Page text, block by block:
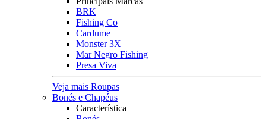
BRK
Fishing Co
Cardume
Monster 3X
Mar Negro Fishing
Presa Viva
Veja mais Roupas
Bonés e Chapéus
Característica